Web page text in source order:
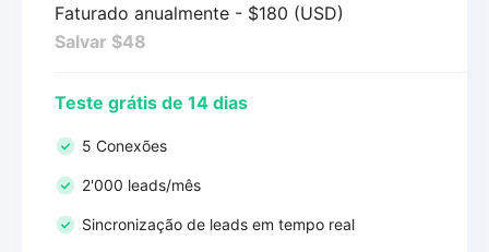
Faturado anualmente - $180 (USD)
Salvar $48
Teste grátis de 14 dias
5 Conexões
2'000 leads/mês
Sincronização de leads em tempo real